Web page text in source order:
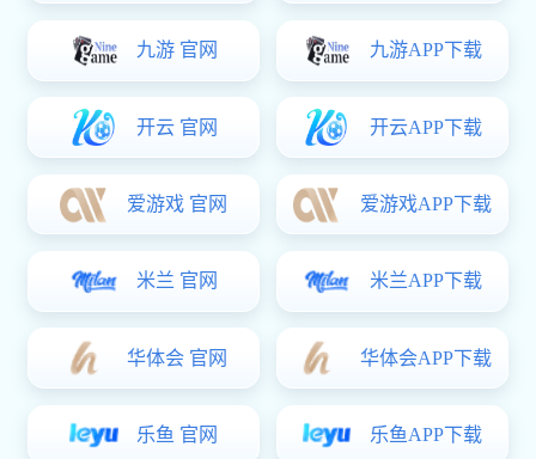
电子叉车秤
产品特点：电子叉车秤可实现在搬运的同时进行称量，称重精确，数
据自动显示，叉车移动升降方便，产品基本免维护；产品叉齿有开孔
与不开孔两种型式；产品表面喷塑，外观精美；配置各类防爆仪表与